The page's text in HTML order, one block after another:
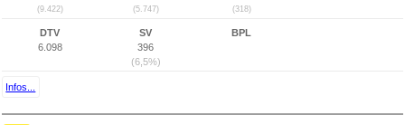
(9.422) (5.747) (318)
DTV
6.098
SV
396
(6,5%)
BPL
Infos...